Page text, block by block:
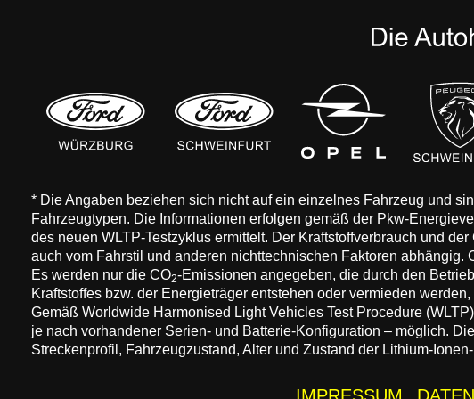
* Die Angaben beziehen sich nicht auf ein einzelnes Fahrzeug und
Fahrzeugtypen. Die Informationen erfolgen gemäß der Pkw-
des neuen WLTP-Testzyklus ermittelt. Der Kraftstoffverbrauch und der
auch vom Fahrstil und anderen nichttechnischen Faktoren abhängig.
Es werden nur die CO2-Emissionen angegeben, die durch den
Kraftstoffes bzw. der Energieträger entstehen oder vermieden
Gemäß Worldwide Harmonised Light Vehicles Test Procedure
je nach vorhandener Serien- und Batterie-Konfiguration – möglich.
Streckenprofil, Fahrzeugzustand, Alter und Zustand der Lithium-